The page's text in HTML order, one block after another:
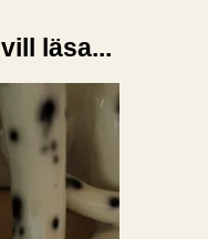
läsa...